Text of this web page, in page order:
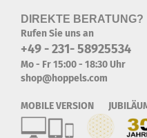
DIREKTE BERATUNG?
Rufen Sie uns an
+49 - 231- 58925534
Mo - Fr 15:00 - 18:30 Uhr
shop@hoppels.com
MOBILE VERSION